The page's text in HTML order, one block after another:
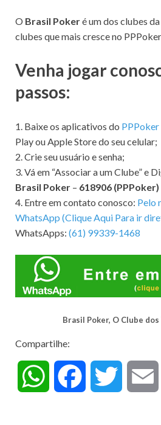
O Brasil Pokeré um dos clubes
clubes que mais cresce no
Venha jogar
passos:
1. Baixe os aplicativos do PPPoker
Play ou Apple Store do seu celular;
2. Crie seu usuário e senha;
3. Vá em “Associar a um Clube” e
Brasil Poker – 618906
4. Entre em contato conosco: Pelo
WhatsApp (Clique Aqui Para ir
WhatsApps: (61) 99339-1468
Brasil Poker, O Clube
Compartilhe:
W